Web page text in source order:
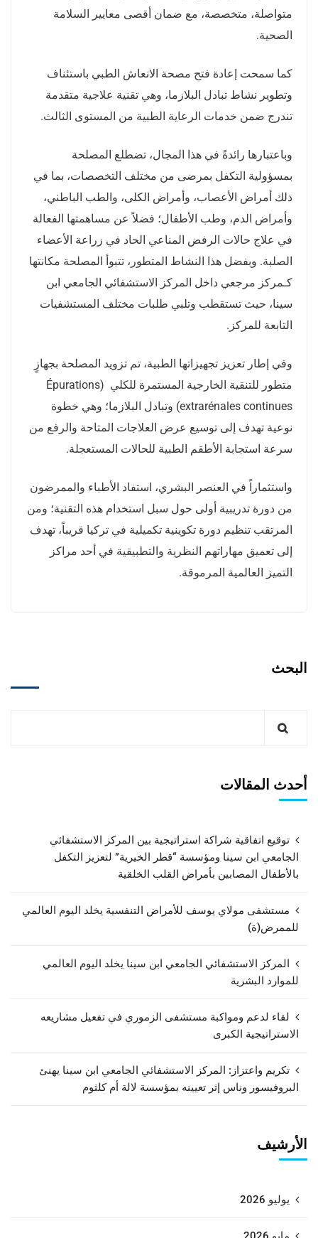
متواصلة، متخصصة، مع ضمان أقصى معايير السلامة
الصحية.
كما سمحت إعادة فتح مصحة الانعاش الطبي باستئناف
وتطوير نشاط تبادل البلازما، وهي تقنية علاجية متقدمة
تندرج ضمن خدمات الرعاية الطبية من المستوى الثالث.
وباعتبارها رائدةً في هذا المجال، تضطلع المصلحة
بمسؤولية التكفل بمرضى من مختلف التخصصات، بما في
ذلك أمراض الأعصاب، وأمراض الكلى، والطب الباطني،
وأمراض الدم، وطب الأطفال؛ فضلاً عن مساهمتها الفعالة
في علاج حالات الرفض المناعي الحاد في زراعة الأعضاء
الصلبة. وبفضل هذا النشاط المتطور، تتبوأ المصلحة مكانتها
كـمركز مرجعي داخل المركز الاستشفائي الجامعي ابن
سينا، حيث تستقطب وتلبي طلبات مختلف المستشفيات
التابعة للمركز.
وفي إطار تعزيز تجهيزاتها الطبية، تم تزويد المصلحة بجهازٍ
متطور للتنقية الخارجية المستمرة للكلي (Épurations
extrarénales continues) وتبادل البلازما؛ وهي خطوة
نوعية تهدف إلى توسيع عرض العلاجات المتاحة والرفع من
سرعة استجابة الأطقم الطبية للحالات المستعجلة.
واستثماراً في العنصر البشري، استفاد الأطباء والممرضون
من دورة تدريبية أولى حول سبل استخدام هذه التقنية؛ ومن
المرتقب تنظيم دورة تكوينية تكميلية في تركيا قريباً، تهدف
إلى تعميق مهاراتهم النظرية والتطبيقية في أحد مراكز
التميز العالمية المرموقة.
البحث
أحدث المقالات
توقيع اتفاقية شراكة استراتيجية بين المركز الاستشفائي
الجامعي ابن سينا ومؤسسة “قطر الخيرية” لتعزيز التكفل
بالأطفال المصابين بأمراض القلب الخلقية
مستشفى مولاي يوسف للأمراض التنفسية يخلد اليوم العالمي
للممرض(ة)
المركز الاستشفائي الجامعي ابن سينا يخلد اليوم العالمي
للموارد البشرية
لقاء لدعم ومواكبة مستشفى الزموري في تفعيل مشاريعه
الاستراتيجية الكبرى
تكريم واعتزاز: المركز الاستشفائي الجامعي ابن سينا يهنئ
البروفيسور وناس إثر تعيينه بمؤسسة لالة أم كلثوم
الأرشيف
يوليو 2026